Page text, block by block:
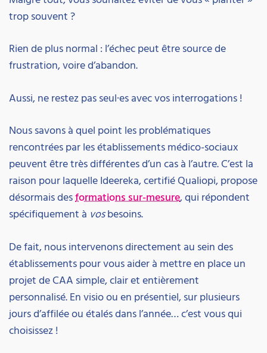
trop souvent ?
Rien de plus normal : l’échec peut être source de
frustration, voire d’abandon.
Aussi, ne restez pas seul·es avec vos interrogations !
Nous savons à quel point les problématiques
rencontrées par les établissements médico-sociaux
peuvent être très différentes d’un cas à l’autre. C’est la
raison pour laquelle Ideereka, certifié Qualiopi, propose
désormais desformations sur-mesure, qui répondent
spécifiquement à vosbesoins.
De fait, nous intervenons directement au sein des
établissements pour vous aider à mettre en place un
projet de CAA simple, clair et entièrement
personnalisé. En visio ou en présentiel, sur plusieurs
jours d’affilée ou étalés dans l’année… c’est vous qui
choisissez !